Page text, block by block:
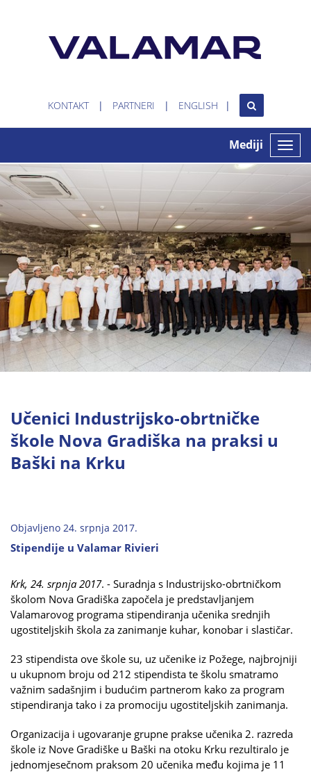
KONTAKT PARTNERI ENGLISH
Toggle
Mediji
Učenici Industrijsko-obrtničke
škole Nova Gradiška na praksi u
Baški na Krku
Objavljeno 24. srpnja 2017.
Stipendije u Valamar Rivieri
Krk, 24. srpnja 2017. - Suradnja s Industrijsko-obrtničkom
školom Nova Gradiška započela je predstavljanjem
Valamarovog programa stipendiranja učenika srednjih
ugostiteljskih škola za zanimanje kuhar, konobar i slastičar.
23 stipendista ove škole su, uz učenike iz Požege, najbrojniji
u ukupnom broju od 212 stipendista te školu smatramo
važnim sadašnjim i budućim partnerom kako za program
stipendiranja tako i za promociju ugostiteljskih zanimanja.
Organizacija i ugovaranje grupne prakse učenika 2. razreda
škole iz Nove Gradiške u Baški na otoku Krku rezultiralo je
jednomjesečnom praksom 20 učenika među kojima je 11